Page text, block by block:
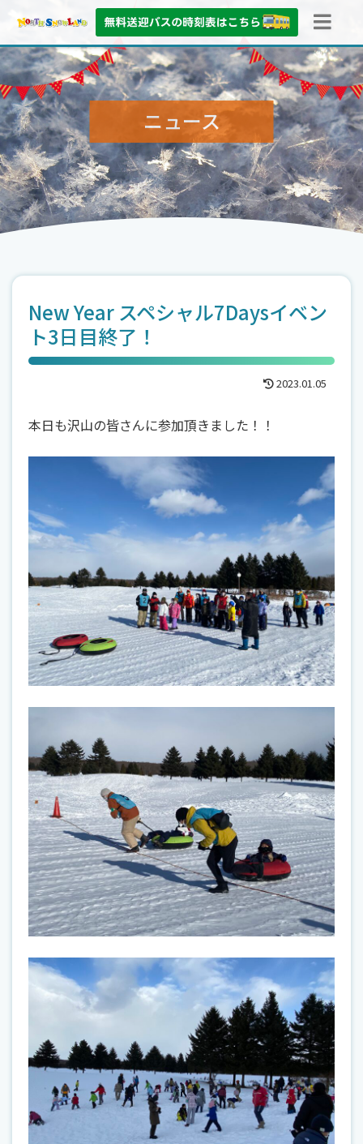
ニュース
New Year スペシャル7Daysイベン
ト3日目終了！
2023.01.05
本日も沢山の皆さんに参加頂きました！！